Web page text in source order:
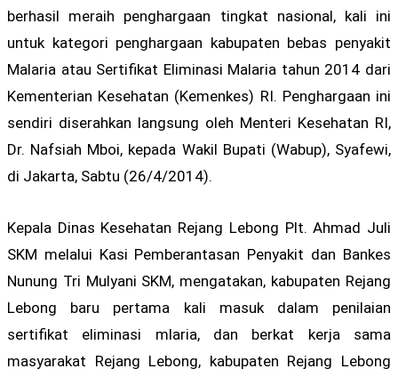
berhasil meraih penghargaan tingkat nasional, kali ini
untuk kategori penghargaan kabupaten bebas penyakit
Malaria atau Sertifikat Eliminasi Malaria tahun 2014 dari
Kementerian Kesehatan (Kemenkes) RI. Penghargaan ini
sendiri diserahkan langsung oleh Menteri Kesehatan RI,
Dr. Nafsiah Mboi, kepada Wakil Bupati (Wabup), Syafewi,
di Jakarta, Sabtu (26/4/2014).
Kepala Dinas Kesehatan Rejang Lebong Plt. Ahmad Juli
SKM melalui Kasi Pemberantasan Penyakit dan Bankes
Nunung Tri Mulyani SKM, mengatakan, kabupaten Rejang
Lebong baru pertama kali masuk dalam penilaian
sertifikat eliminasi mlaria, dan berkat kerja sama
masyarakat Rejang Lebong, kabupaten Rejang Lebong